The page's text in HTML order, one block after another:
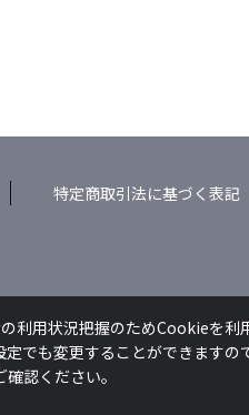
特定商取引法に基づく表記
利用状況把握のためCookieを利
でも変更することができますの
確認ください。